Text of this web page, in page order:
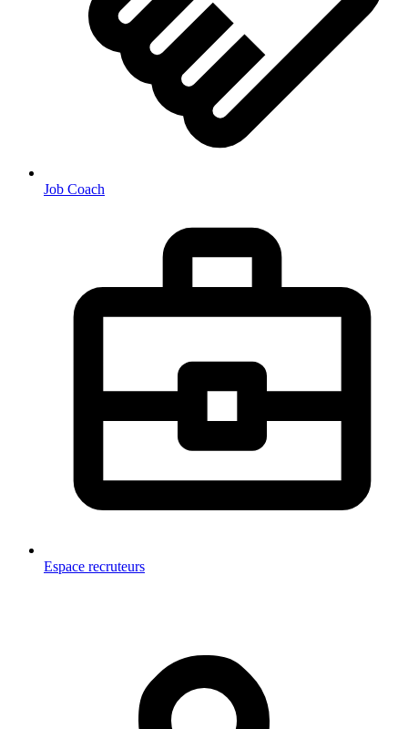
Job Coach
Espace recruteurs